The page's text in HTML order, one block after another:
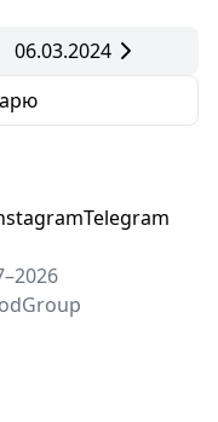
06.03.2024
Telegram